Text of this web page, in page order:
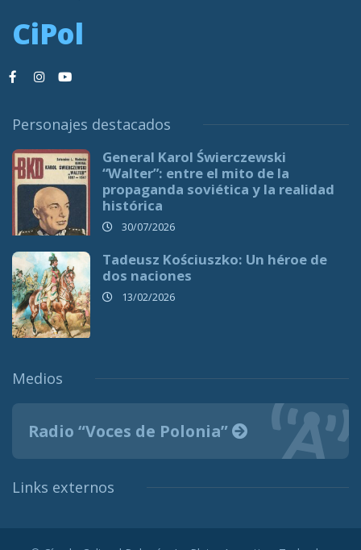
CiPol
Personajes destacados
General Karol Świerczewski
“Walter”: entre el mito de la
propaganda soviética y la realidad
histórica
30/07/2026
Tadeusz Kościuszko: Un héroe de
dos naciones
13/02/2026
Medios
Radio “Voces de Polonia”
Links externos